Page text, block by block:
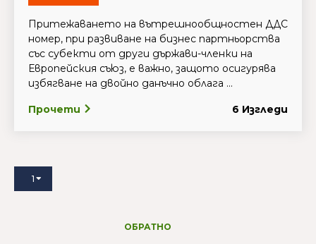
Притежаването на вътрешнообщностен ДДС
номер, при развиване на бизнес партньорства
със субекти от други държави-членки на
Европейския съюз, е важно, защото осигурява
избягване на двойно данъчно облага ...
Прочети 6 Изгледи
1
ОБРАТНО